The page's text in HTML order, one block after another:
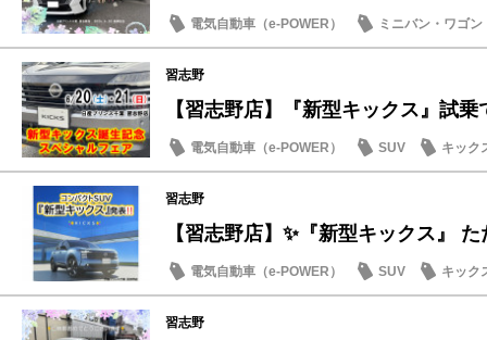
電気自動車（e-POWER）
ミニバン・ワゴン
納車式
習志野
【習志野店】『新型キックス』試
電気自動車（e-POWER） SUV
キック
試乗車・展示車
習志野
【習志野店】✨『新型キックス』
電気自動車（e-POWER） SUV キック
習志野